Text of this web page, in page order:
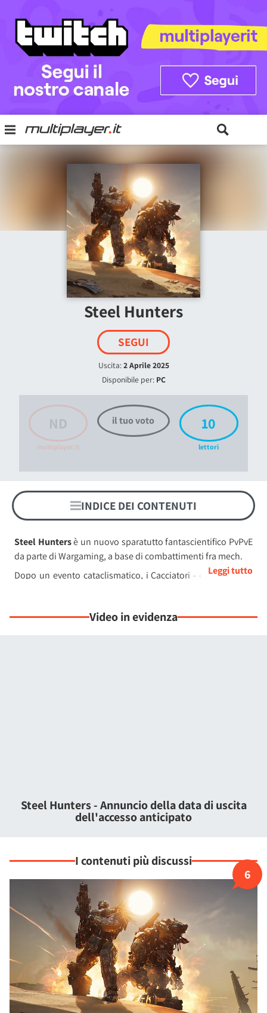
Steel Hunters
SEGUI
Uscita:2 Aprile 2025
Disponibile per: PC
ND
multiplayer.it
il tuo voto 10
lettori
INDICE DEI CONTENUTI
Steel Huntersè un nuovo sparatutto fantascientifico PvPvE
da parte di Wargaming, a base di combattimenti fra mech.
Dopo un evento cataclismatico, i Cacciatori - enormi mech
cruciale per la sopravvivenza umana, nota come Starfall.
Attraversate il territorio per perseguire obiettivi dinamici con
Cacciatori vi manterrà in vita, ma solo mostrando una
perfetta sinergia di squadra potrete assicurarvi
un'estrazione vittoriosa.
Video in evidenza
Steel Hunters - Annuncio della data di uscita
dell'accesso anticipato
I contenuti più discussi
6